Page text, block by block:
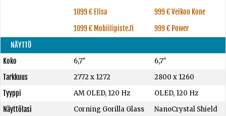
1099 € Elisa
1099 € Mobiilipiste.fi
999 € Veikon Kone
999 € Power
NÄYTTÖ
Koko
6,7"
6,7"
Tarkkuus
2772 x 1272
2800 x 1260
Tyyppi
AM OLED, 120 Hz
OLED, 120 Hz
Näyttölasi
Corning Gorilla Glass
NanoCrystal Shield